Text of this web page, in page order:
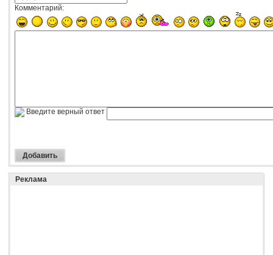
Комментарий:
Введите верный ответ
Реклама